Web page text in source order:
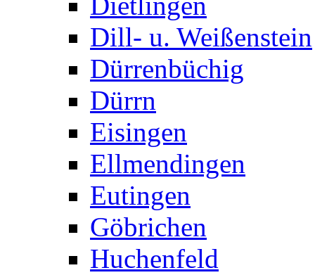
Dill- u. Weißenstein
Dürrenbüchig
Dürrn
Eisingen
Ellmendingen
Eutingen
Göbrichen
Huchenfeld